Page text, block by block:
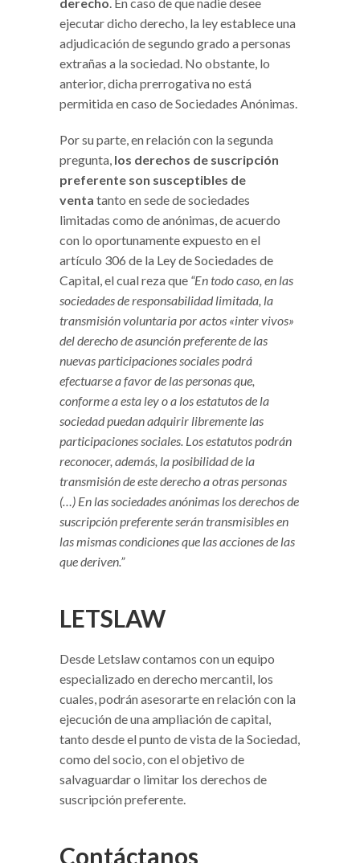
derecho. En caso de que nadie desee
ejecutar dicho derecho, la ley establece una
adjudicación de segundo grado a personas
extrañas a la sociedad. No obstante, lo
anterior, dicha prerrogativa no está
permitida en caso de Sociedades Anónimas.
Por su parte, en relación con la segunda
pregunta, los derechos de suscripción
preferente son susceptibles de
venta tanto en sede de sociedades
limitadas como de anónimas, de acuerdo
con lo oportunamente expuesto en el
artículo 306 de la Ley de Sociedades de
Capital, el cual reza que “En todo caso, en las
sociedades de responsabilidad limitada, la
transmisión voluntaria por actos «inter vivos»
del derecho de asunción preferente de las
nuevas participaciones sociales podrá
efectuarse a favor de las personas que,
conforme a esta ley o a los estatutos de la
sociedad puedan adquirir libremente las
participaciones sociales. Los estatutos podrán
reconocer, además, la posibilidad de la
transmisión de este derecho a otras personas
(…) En las sociedades anónimas los derechos de
suscripción preferente serán transmisibles en
las mismas condiciones que las acciones de las
que deriven.”
LETSLAW
Desde Letslaw contamos con un equipo
especializado en derecho mercantil, los
cuales, podrán asesorarte en relación con la
ejecución de una ampliación de capital,
tanto desde el punto de vista de la Sociedad,
como del socio, con el objetivo de
salvaguardar o limitar los derechos de
suscripción preferente.
Contáctanos